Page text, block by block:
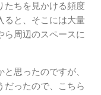
ちを見かける頻度
ると、そこには大量
ら周辺のスペースに
思ったのですが、
だったので、こちら